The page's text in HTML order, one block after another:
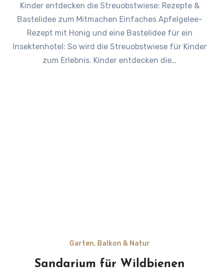
Kinder entdecken die Streuobstwiese: Rezepte &
Bastelidee zum Mitmachen Einfaches Apfelgelee-
Rezept mit Honig und eine Bastelidee für ein
Insektenhotel: So wird die Streuobstwiese für Kinder
zum Erlebnis. Kinder entdecken die…
Garten, Balkon & Natur
Sandarium für Wildbienen